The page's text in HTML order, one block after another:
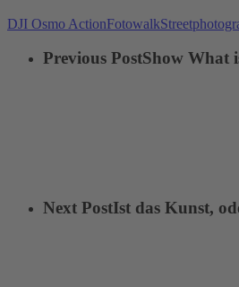
DJI Osmo ActionFotowalk
Previous PostShow What
Next PostIst das Kunst,